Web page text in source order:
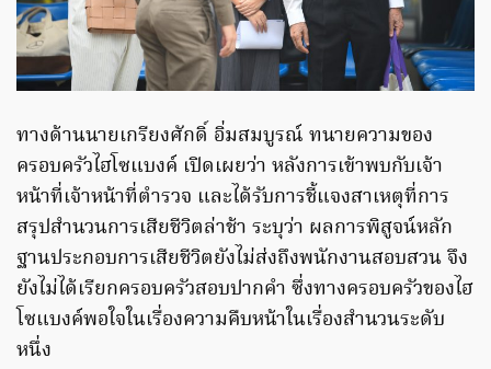
ทางด้านนายเกรียงศักดิ์ อิ่มสมบูรณ์ ทนายความของ
ครอบครัวไฮโซแบงค์ เปิดเผยว่า หลังการเข้าพบกับเจ้า
หน้าที่เจ้าหน้าที่ตำรวจ และได้รับการชี้แจงสาเหตุที่การ
สรุปสำนวนการเสียชีวิตล่าช้า ระบุว่า ผลการพิสูจน์หลัก
ฐานประกอบการเสียชีวิตยังไม่ส่งถึงพนักงานสอบสวน จึง
ยังไม่ได้เรียกครอบครัวสอบปากคำ ซึ่งทางครอบครัวของไฮ
โซแบงค์พอใจในเรื่องความคืบหน้าในเรื่องสำนวนระดับ
หนึ่ง